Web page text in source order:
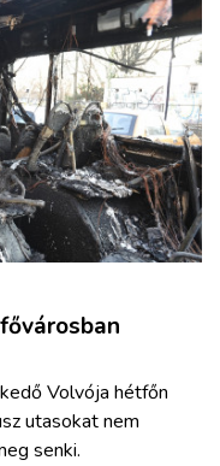
Volvója hétfőn
utasokat nem
senki.